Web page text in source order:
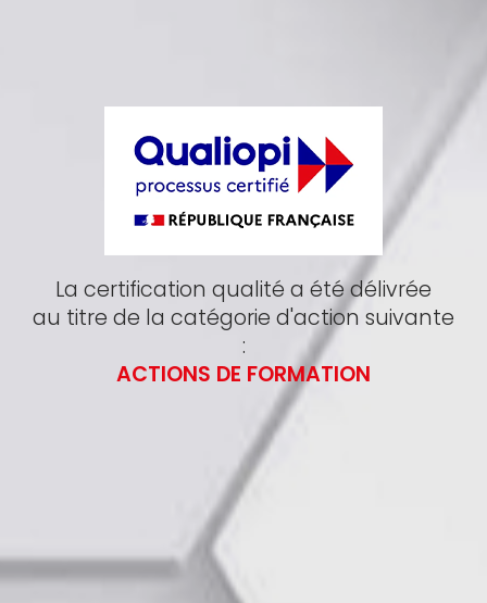
La certification qualité a été délivrée
au titre de la catégorie d'action suivante
:
ACTIONS DE FORMATION